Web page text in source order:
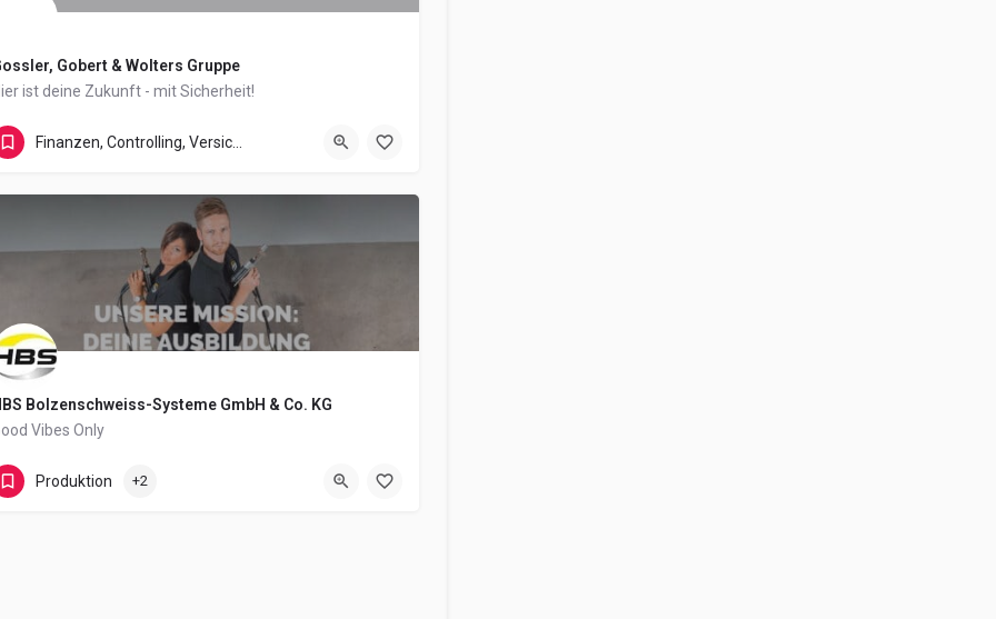
Gobert & Wolters Gruppe
ist deine Zukunft - mit Sicherheit!
Chilehaus
Bolzenschweiss-Systeme GmbH & Co. KG
Vibes Only
Felix-Wankel-Straße 18
Produktion +2